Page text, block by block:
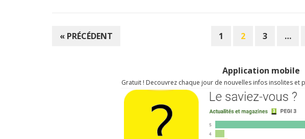
NAVIGATION
« PRÉCÉDENT 1 2 3 …
Application mobile
Gratuit ! Decouvrez chaque jour de nouvelles infos insolites et